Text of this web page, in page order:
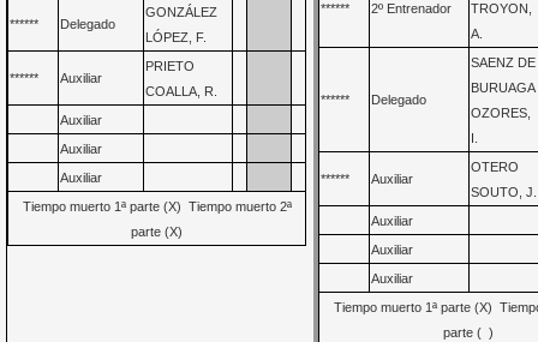
****** Delegado
GONZÁLEZ
LÓPEZ, F.
****** Auxiliar
PRIETO
COALLA, R.
Auxiliar
Auxiliar
Auxiliar
Tiempo muerto 1ª parte (X) Tiempo muerto 2ª
parte (X)
****** 2º Entrenador
TROYON,
A.
****** Delegado
SAENZ DE
BURUAGA
OZORES,
****** Auxiliar
OTERO
SOUTO, J.
Auxiliar
Auxiliar
Auxiliar
Tiempo muerto 1ª parte (X)
parte ( )